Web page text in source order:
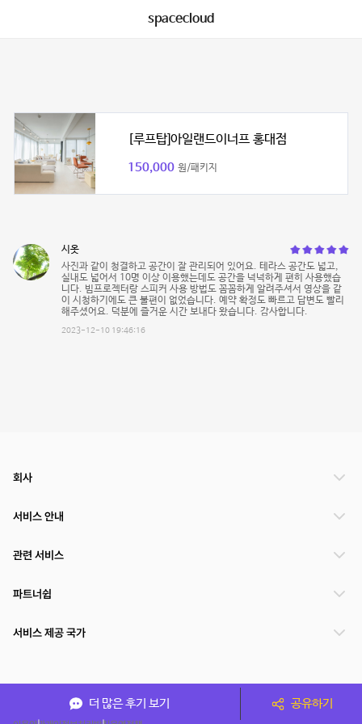
spacecloud
[루프탑]아일랜드이너프 홍대점
150,000 원/패키지
시옷
사진과 같이 청결하고 공간이 잘 관리되어 있어요. 테라스 공간도 넓고,
실내도 넓어서 10명 이상 이용했는데도 공간을 넉넉하게 편히 사용했습
니다. 빔프로젝터랑 스피커 사용 방법도 꼼꼼하게 알려주셔서 영상을 같
이 시청하기에도 큰 불편이 없었습니다. 예약 확정도 빠르고 답변도 빨리
해주셨어요. 덕분에 즐거운 시간 보내다 왔습니다. 감사합니다.
2023-12-10 19:46:16
더 많은 후기 보기 공유하기
회사
서비스 안내
관련 서비스
파트너쉽
서비스 제공 국가